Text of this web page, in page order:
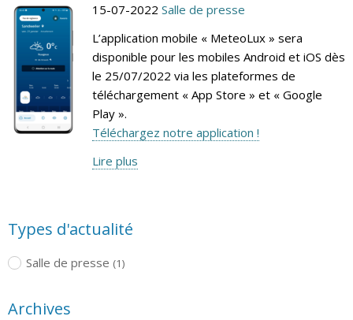
15-07-2022 Salle de presse
L’application mobile « MeteoLux » sera
disponible pour les mobiles Android et iOS dès
le 25/07/2022 via les plateformes de
téléchargement « App Store » et « Google
Play ».
Téléchargez notre application !
Lire plus
Types d'actualité
Salle de presse (1)
Archives